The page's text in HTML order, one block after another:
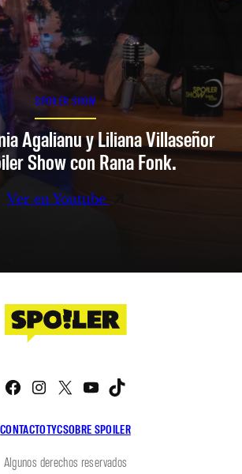
SPOILER SHOW
Agalianu y Liliana Villaseñor
Show con Rana Fonk.
Ver en Youtube
CONTACTOTYCSOBRE SPOILER
Facebook
Instagram
X YouTube
Algunos derechos reservados